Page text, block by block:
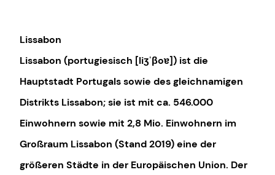
Lissabon
Lissabon (portugiesisch [liʒˈβoɐ]) ist die
Hauptstadt Portugals sowie des gleichnamigen
Distrikts Lissabon; sie ist mit ca. 546.000
Einwohnern sowie mit 2,8 Mio. Einwohnern im
Großraum Lissabon (Stand 2019) eine der
größeren Städte in der Europäischen Union. Der